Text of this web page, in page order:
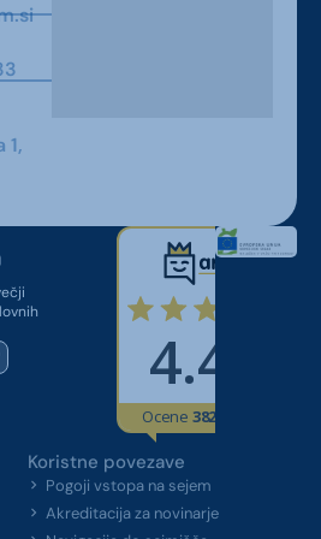
1,
Koristne povezave
Pogoji vstopa na sejem
Akreditacija za novinarje